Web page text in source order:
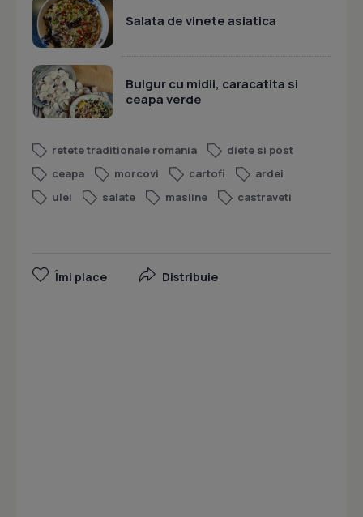
Salata de vinete asiatica
Bulgur cu midii, caracatita si
ceapa verde
retete traditionale romania
diete si post
ceapa
morcovi cartofi
ardei
ulei
salate masline castraveti
Îmi place Distribuie